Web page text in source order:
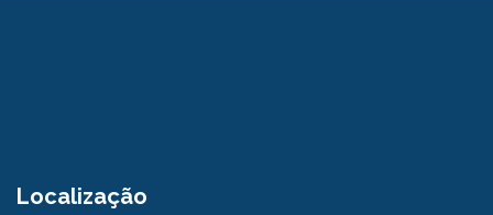
Localização